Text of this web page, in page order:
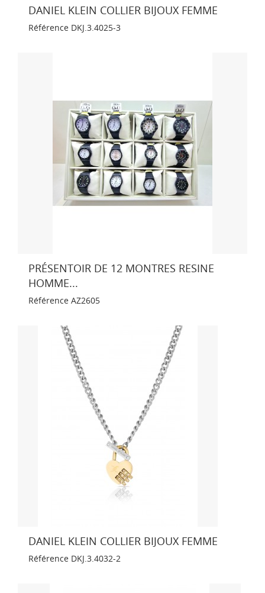
DANIEL KLEIN COLLIER BIJOUX FEMME
Référence DKJ.3.4025-3
PRÉSENTOIR DE 12 MONTRES RESINE
HOMME...
Référence AZ2605
DANIEL KLEIN COLLIER BIJOUX FEMME
Référence DKJ.3.4032-2